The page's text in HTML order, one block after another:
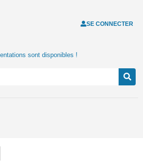
SE CONNECTER
sont disponibles !